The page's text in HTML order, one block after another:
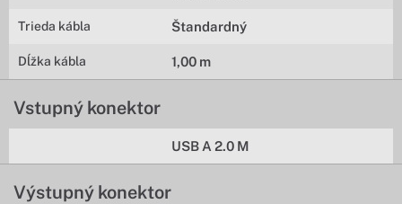
Trieda kábla Štandardný
Dĺžka kábla 1,00 m
Vstupný konektor
USB A 2.0 M
Výstupný konektor